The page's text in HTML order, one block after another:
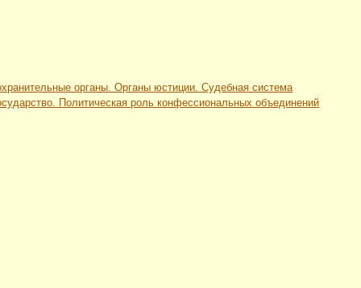
органы. Органы юстиции. Судебная система
Политическая роль конфессиональных объединений